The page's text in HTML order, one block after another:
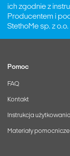
ich zgodnie z
Producentem i
StethoMe sp. z o.o.
Zarządzaj subskrypcją
Pomoc
FAQ
Kontakt
Instrukcja użytkowania
Materiały pomocnicze